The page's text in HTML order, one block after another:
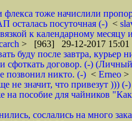
тоже начислили
осталась посуточная (-) <
к календарному
> [963] 29-12-2017 15:01
буду после завтра,
сфоткать договор. (-)
позвонил никто. (-) < Erneo >
не значит, что привезут ))) (-)
на пособие для чайников
сослались на много